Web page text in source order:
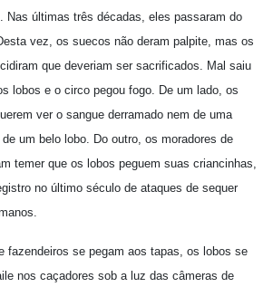
Nas últimas três décadas, eles passaram do
vez, os suecos não deram palpite, mas os
que deveriam ser sacrificados. Mal saiu
lobos e o circo pegou fogo. De um lado, os
ver o sangue derramado nem de uma
um belo lobo. Do outro, os moradores de
temer que os lobos peguem suas criancinhas,
no último século de ataques de sequer
fazendeiros se pegam aos tapas, os lobos se
nos caçadores sob a luz das câmeras de